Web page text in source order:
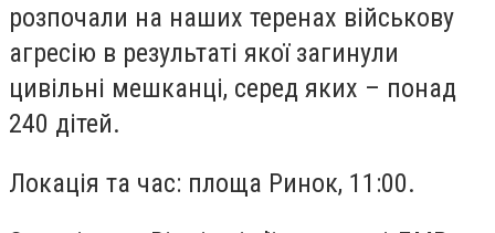
розпочали на наших теренах військову
агресію в результаті якої загинули
цивільні мешканці, серед яких – понад
240 дітей.
Локація та час: площа Ринок, 11:00.